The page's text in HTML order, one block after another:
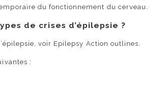
du fonctionnement du cerveau.
de crises d’épilepsie ?
voir Epilepsy Action outlines.
: